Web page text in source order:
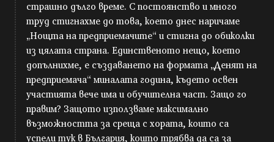
страшно дълго време. С постоянство и много
труд стигнахме до това, което днес наричаме
„Нощта на предприемачите“ и стигна до обиколки
из цялата страна. Единственото нещо, което
допълнихме, е създаването на формата „Денят на
предприемача“ миналата година, където освен
участията вече има и обучителна част. Защо го
правим? Защото използваме максимално
възможността за среща с хората, които са
успели тук в България, които трябва да са за